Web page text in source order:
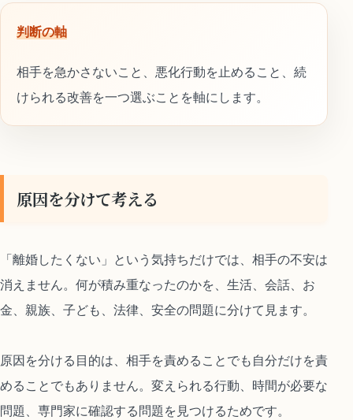
判断の軸
相手を急かさないこと、悪化行動を止めること、続
けられる改善を一つ選ぶことを軸にします。
原因を分けて考える
「離婚したくない」という気持ちだけでは、相手の不安は
消えません。何が積み重なったのかを、生活、会話、お
金、親族、子ども、法律、安全の問題に分けて見ます。
原因を分ける目的は、相手を責めることでも自分だけを責
めることでもありません。変えられる行動、時間が必要な
問題、専門家に確認する問題を見つけるためです。